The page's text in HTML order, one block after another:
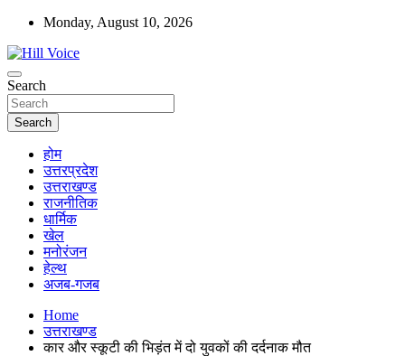
Skip
content
Monday, August 10, 2026
Hill Voice
न्यूज़ पोर्टल
Search
Search
होम
उत्तरप्रदेश
उत्तराखण्ड
राजनीतिक
धार्मिक
खेल
मनोरंजन
हेल्थ
अजब-गजब
Home
उत्तराखण्ड
कार और स्कूटी की भिड़ंत में दो युवकों की दर्दनाक मौत